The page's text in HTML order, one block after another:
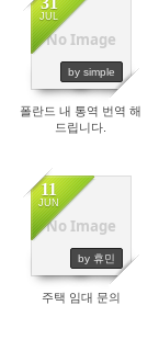
No Image
JUL
by simple
1575
폴란드 내 통역 번역 해
드립니다.
No Image
11
JUN
by 휴민
1683
주택 임대 문의